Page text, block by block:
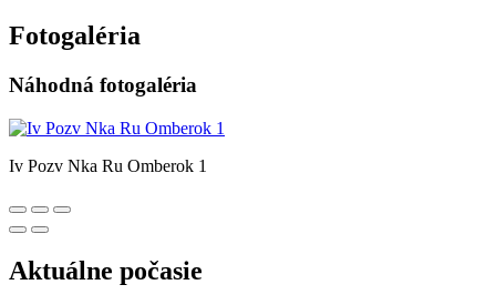
Fotogaléria
Náhodná fotogaléria
Iv Pozv Nka Ru Omberok 1
Aktuálne počasie